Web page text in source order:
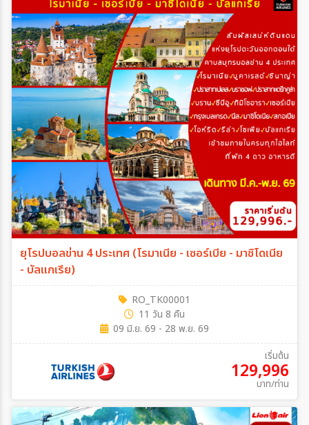
ยุโรปบอลข่าน 4 ประเทศ (โรมาเนีย - เซอร์เบีย - มาซิโดเนีย
- บัลแกเรีย)
RO_TK00001
11 วัน 8 คืน
09 มิ.ย. 69 - 28 พ.ย. 69
เริ่มต้น
129,996
บาท/ท่าน